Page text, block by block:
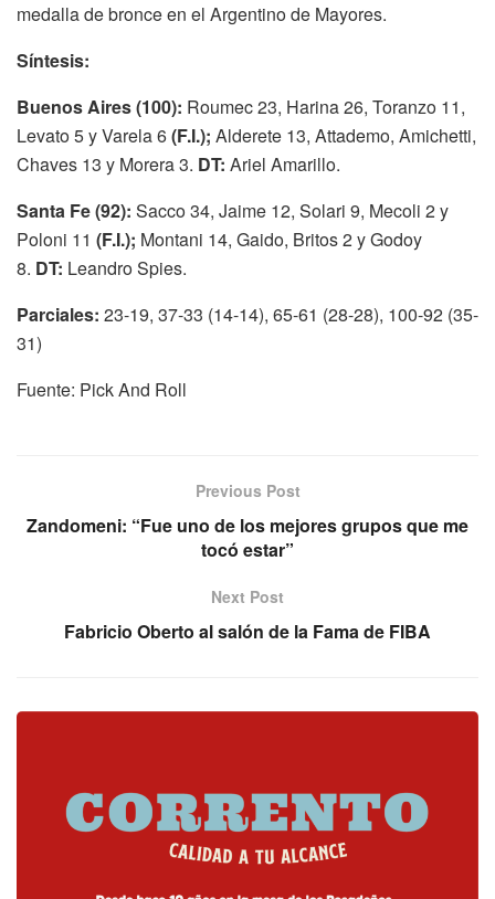
medalla de bronce en el Argentino de Mayores.
Síntesis:
Buenos Aires (100): Roumec 23, Harina 26, Toranzo 11,
Levato 5 y Varela 6(F.I.); Alderete 13, Attademo, Amichetti,
Chaves 13 y Morera 3. DT: Ariel Amarillo.
Santa Fe (92): Sacco 34, Jaime 12, Solari 9, Mecoli 2 y
Poloni 11 (F.I.); Montani 14, Gaido, Britos 2 y Godoy
8. DT: Leandro Spies.
Parciales: 23-19, 37-33 (14-14), 65-61 (28-28), 100-92 (35-
31)
Fuente: Pick And Roll
Previous Post
Zandomeni: “Fue uno de los mejores grupos que me
tocó estar”
Next Post
Fabricio Oberto al salón de la Fama de FIBA